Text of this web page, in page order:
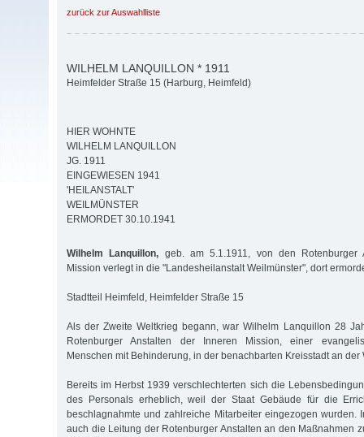
zurück zur Auswahlliste
WILHELM LANQUILLON * 1911
Heimfelder Straße 15 (Harburg, Heimfeld)
HIER WOHNTE
WILHELM LANQUILLON
JG. 1911
EINGEWIESEN 1941
'HEILANSTALT'
WEILMÜNSTER
ERMORDET 30.10.1941
Wilhelm Lanquillon, geb. am 5.1.1911, von den Rotenburger
Mission verlegt in die "Landesheilanstalt Weilmünster", dort
Stadtteil Heimfeld, Heimfelder Straße 15
Als der Zweite Weltkrieg begann, war Wilhelm Lanquillon 28
Rotenburger Anstalten der Inneren Mission, einer
Menschen mit Behinderung, in der benachbarten Kreisstadt an der
Bereits im Herbst 1939 verschlechterten sich die
des Personals erheblich, weil der Staat Gebäude für die
beschlagnahmte und zahlreiche Mitarbeiter eingezogen wurden.
auch die Leitung der Rotenburger Anstalten an den Maßnahmen